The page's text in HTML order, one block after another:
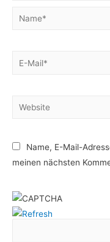
Name*
E-
Website
Name, E-Mail-
meinen nächsten